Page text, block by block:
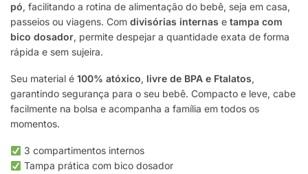
pó, facilitando a rotina de alimentação do bebê, seja em casa,
passeios ou viagens. Com divisórias internas e tampa com
bico dosador, permite despejar a quantidade exata de forma
rápida e sem sujeira.
Seu material é 100% atóxico, livre de BPA e Ftalatos,
garantindo segurança para o seu bebê. Compacto e leve, cabe
facilmente na bolsa e acompanha a família em todos os
momentos.
3 compartimentos internos
Tampa prática com bico dosador